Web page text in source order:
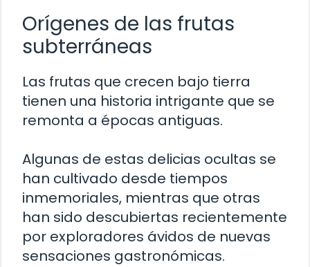
Orígenes de las frutas
subterráneas
Las frutas que crecen bajo tierra
tienen una historia intrigante que se
remonta a épocas antiguas.
Algunas de estas delicias ocultas se
han cultivado desde tiempos
inmemoriales, mientras que otras
han sido descubiertas recientemente
por exploradores ávidos de nuevas
sensaciones gastronómicas.